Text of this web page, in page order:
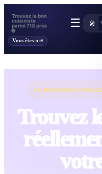
Trouvez le bon
cuisiniste
parmi 718 pros
🌐
🎤
☰
Vous êtes ici
LE MATCHING
Trouvez